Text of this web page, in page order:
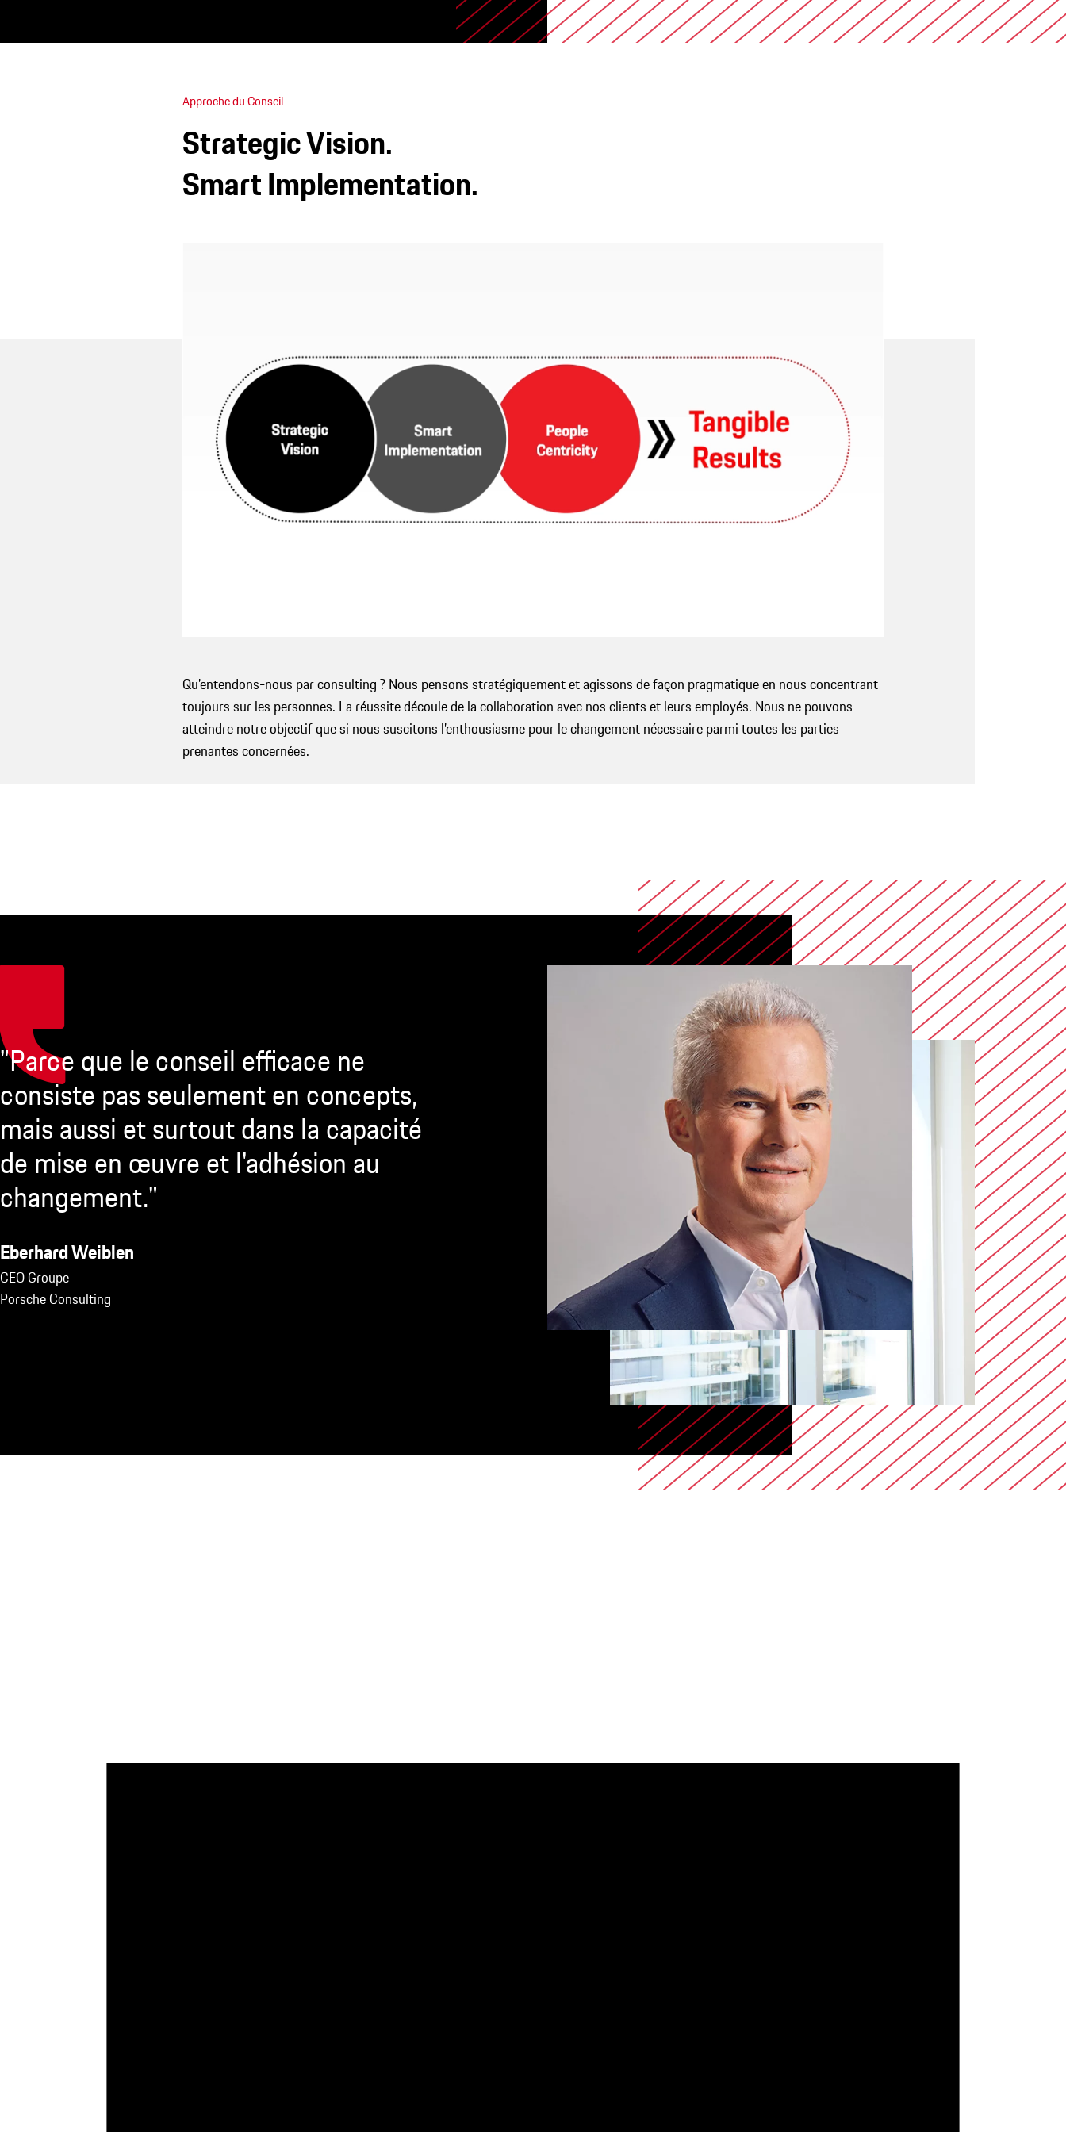
Approche du Conseil
Strategic Vision.
Smart Implementation.
Qu’entendons-nous par consulting ? Nous pensons stratégiquement et agissons de façon pragmatique en nous concentrant
toujours sur les personnes. La réussite découle de la collaboration avec nos clients et leurs employés. Nous ne pouvons
atteindre notre objectif que si nous suscitons l’enthousiasme pour le changement nécessaire parmi toutes les parties
prenantes concernées.
"Parce que le conseil efficace ne
consiste pas seulement en concepts,
mais aussi et surtout dans la capacité
de mise en œuvre et l'adhésion au
changement."
Eberhard Weiblen
CEO Groupe
Porsche Consulting